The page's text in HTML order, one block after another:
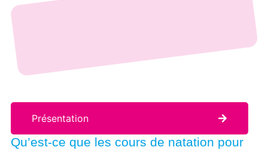
Présentation
Qu’est-ce que les cours de natation pour